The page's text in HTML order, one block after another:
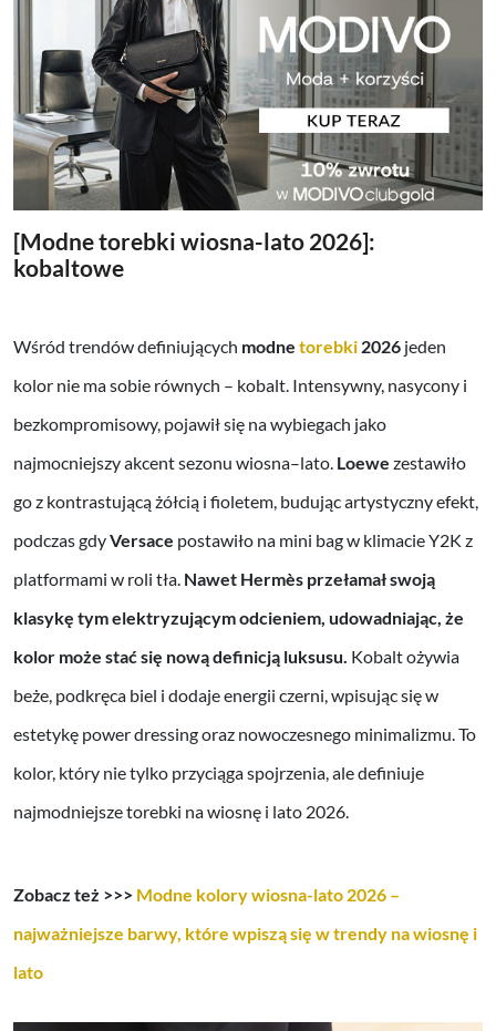
[Modne torebki wiosna-lato 2026]:
kobaltowe
Wśród trendów definiujących modne torebki 2026 jeden
kolor nie ma sobie równych – kobalt. Intensywny, nasycony i
bezkompromisowy, pojawił się na wybiegach jako
najmocniejszy akcent sezonu wiosna–lato. Loewe zestawiło
go z kontrastującą żółcią i fioletem, budując artystyczny efekt,
podczas gdyVersace postawiło na mini bag w klimacie Y2K z
platformami w roli tła. Nawet Hermès przełamał swoją
klasykę tym elektryzującym odcieniem, udowadniając, że
kolor może stać się nową definicją luksusu. Kobalt ożywia
beże, podkręca biel i dodaje energii czerni, wpisując się w
estetykę power dressing oraz nowoczesnego minimalizmu. To
kolor, który nie tylko przyciąga spojrzenia, ale definiuje
najmodniejsze torebki na wiosnę i lato 2026.
Zobacz też >>> Modne kolory wiosna-lato 2026 –
najważniejsze barwy, które wpiszą się w trendy na wiosnę i
lato